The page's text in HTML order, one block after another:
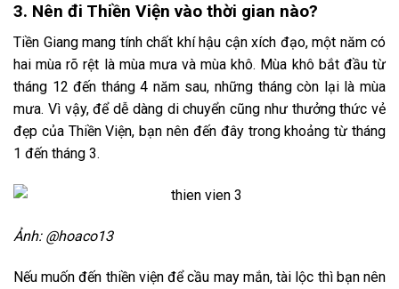
3. Nên đi Thiền Viện vào thời gian nào?
Tiền Giang mang tính chất khí hậu cận xích đạo, một năm có
hai mùa rõ rệt là mùa mưa và mùa khô. Mùa khô bắt đầu từ
tháng 12 đến tháng 4 năm sau, những tháng còn lại là mùa
mưa. Vì vậy, để dễ dàng di chuyển cũng như thưởng thức vẻ
đẹp của Thiền Viện, bạn nên đến đây trong khoảng từ tháng
1 đến tháng 3.
Ảnh: @hoaco13
Nếu muốn đến thiền viện để cầu may mắn, tài lộc thì bạn nên